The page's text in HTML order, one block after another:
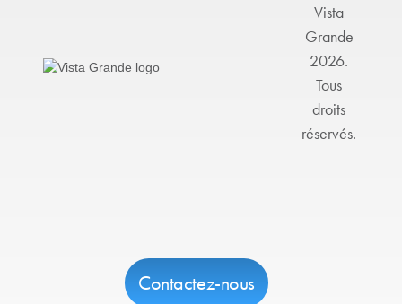
Contactez-nous
Vista
Grande
2026.
Tous
droits
réservés.